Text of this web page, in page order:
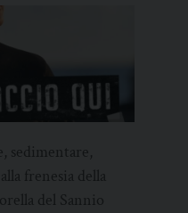
sedimentare,
frenesia della
del Sannio